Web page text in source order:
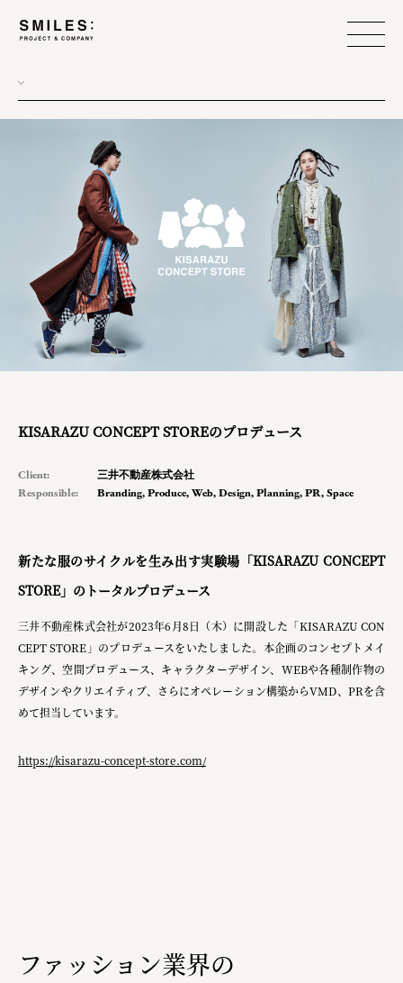
KISARAZU CONCEPT STOREのプロデュース
Client:
三井不動産株式会社
Responsible:
Branding,Produce,Web,Design,Planning,PR,Space
新たな服のサイクルを生み出す実験場「KISARAZU CONCEPT
STORE」のトータルプロデュース
三井不動産株式会社が2023年6月8日（木）に開設した「KISARAZU CON
CEPT STORE」のプロデュースをいたしました。本企画のコンセプトメイ
キング、空間プロデュース、キャラクターデザイン、WEBや各種制作物の
デザインやクリエイティブ、さらにオペレーション構築からVMD、PRを含
めて担当しています。
https://kisarazu-concept-store.com/
ファッション業界の